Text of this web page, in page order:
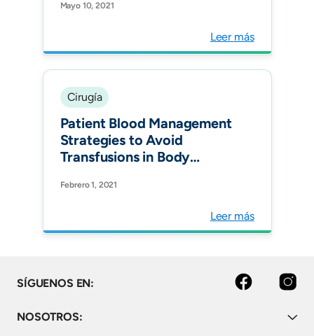
Mayo 10, 2021
Leer más
Cirugía
Patient Blood Management
Strategies to Avoid
Transfusions in Body
Controlled Clinical Trial.
Plast Reconstr Surg. 2021
Febrero 1, 2021
Leer más
SÍGUENOS EN: Facebook Instagram
NOSOTROS: